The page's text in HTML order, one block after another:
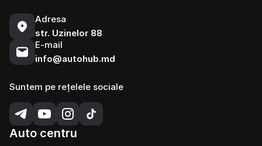
Adresa
str. Uzinelor 88
E-mail
info@autohub.md
Suntem pe rețelele sociale
Auto centru